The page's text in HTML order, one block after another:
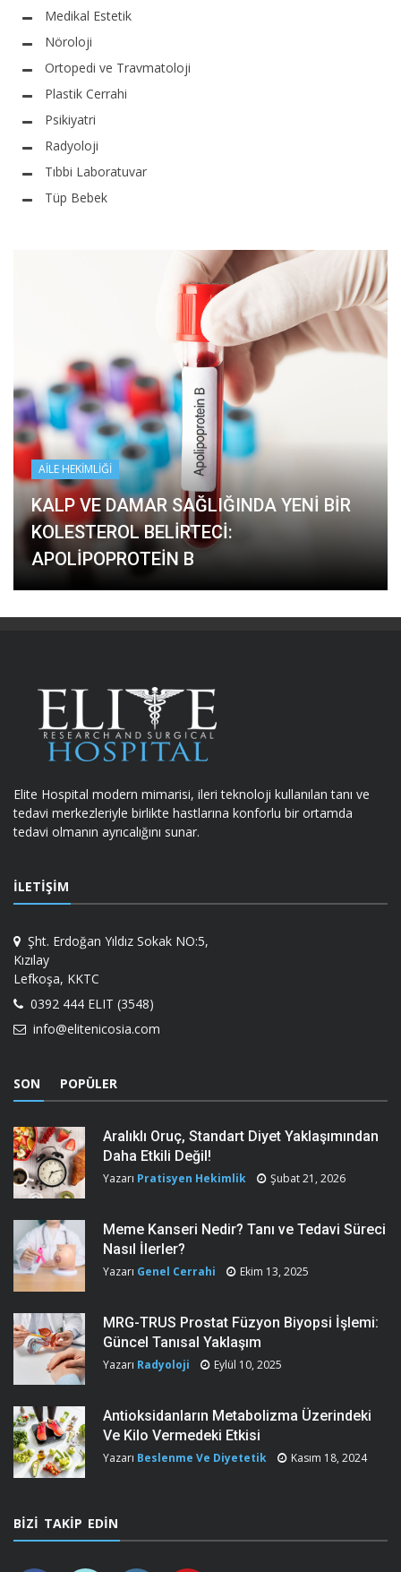
Medikal Estetik
Nöroloji
Ortopedi ve Travmatoloji
Plastik Cerrahi
Psikiyatri
Radyoloji
Tıbbi Laboratuvar
Tüp Bebek
AILE HEKIMLIĞI
KALP VE DAMAR SAĞLIĞINDA YENI BIR
KOLESTEROL BELIRTECI:
APOLIPOPROTEIN B
Elite Hospital modern mimarisi, ileri teknoloji kullanılan tanı ve
tedavi merkezleriyle birlikte hastlarına konforlu bir ortamda
tedavi olmanın ayrıcalığını sunar.
İLETIŞIM
Şht. Erdoğan Yıldız Sokak NO:5,
Kızılay
Lefkoşa, KKTC
0392 444 ELIT (3548)
info@elitenicosia.com
SON POPÜLER
Aralıklı Oruç, Standart Diyet Yaklaşımından
Daha Etkili Değil!
Yazarı Pratisyen Hekimlik Şubat 21, 2026
Meme Kanseri Nedir? Tanı ve Tedavi Süreci
Nasıl İlerler?
Yazarı Genel Cerrahi Ekim 13, 2025
MRG-TRUS Prostat Füzyon Biyopsi İşlemi:
Güncel Tanısal Yaklaşım
Yazarı Radyoloji Eylül 10, 2025
Antioksidanların Metabolizma Üzerindeki
Ve Kilo Vermedeki Etkisi
Yazarı Beslenme Ve Diyetetik Kasım 18, 2024
BIZI TAKIP EDIN